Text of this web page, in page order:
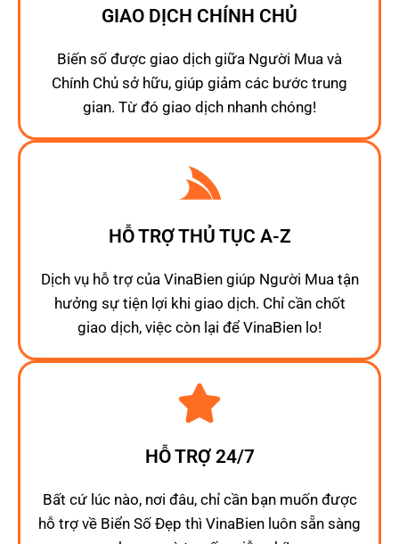
GIAO DỊCH CHÍNH CHỦ
Biến số được giao dịch giữa Người Mua và
Chính Chủ sở hữu, giúp giảm các bước trung
gian. Từ đó giao dịch nhanh chóng!
HỖ TRỢ THỦ TỤC A-Z
Dịch vụ hỗ trợ của VinaBien giúp Người Mua tận
hưởng sự tiện lợi khi giao dịch. Chỉ cần chốt
giao dịch, việc còn lại để VinaBien lo!
HỖ TRỢ 24/7
Bất cứ lúc nào, nơi đâu, chỉ cần bạn muốn được
hỗ trợ về Biển Số Đẹp thì VinaBien luôn sẵn sàng